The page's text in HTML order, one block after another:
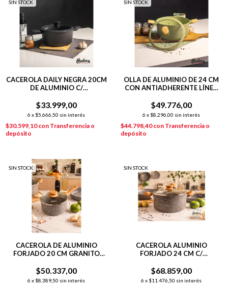
SIN STOCK
CACEROLA DAILY NEGRA 20CM
DE ALUMINIO C/
$33.999,00
6 x $5.666,50 sin interés
$30.599,10con Transferencia o
depósito
SIN STOCK
OLLA DE ALUMINIO DE 24 CM
CON ANTIADHERENTE LÍNEA
$49.776,00
6 x $8.296,00 sin interés
$44.798,40con Transferencia o
depósito
SIN STOCK
CACEROLA DE ALUMINIO
FORJADO 20 CM GRANITO
$50.337,00
6 x $8.389,50 sin interés
SIN STOCK
CACEROLA ALUMINIO
FORJADO 24 CM C/
STONE
$68.859,00
6 x $11.476,50 sin interés